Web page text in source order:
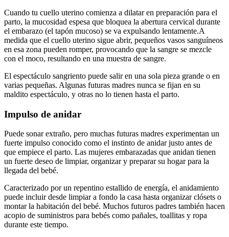
Cuando tu cuello uterino comienza a dilatar en preparación para el
parto, la mucosidad espesa que bloquea la abertura cervical durante
el embarazo (el tapón mucoso) se va expulsando lentamente.A
medida que el cuello uterino sigue abrir, pequeños vasos sanguíneos
en esa zona pueden romper, provocando que la sangre se mezcle
con el moco, resultando en una muestra de sangre.
El espectáculo sangriento puede salir en una sola pieza grande o en
varias pequeñas. Algunas futuras madres nunca se fijan en su
maldito espectáculo, y otras no lo tienen hasta el parto.
Impulso de anidar
Puede sonar extraño, pero muchas futuras madres experimentan un
fuerte impulso conocido como el instinto de anidar justo antes de
que empiece el parto. Las mujeres embarazadas que anidan tienen
un fuerte deseo de limpiar, organizar y preparar su hogar para la
llegada del bebé.
Caracterizado por un repentino estallido de energía, el anidamiento
puede incluir desde limpiar a fondo la casa hasta organizar clósets o
montar la habitación del bebé. Muchos futuros padres también hacen
acopio de suministros para bebés como pañales, toallitas y ropa
durante este tiempo.